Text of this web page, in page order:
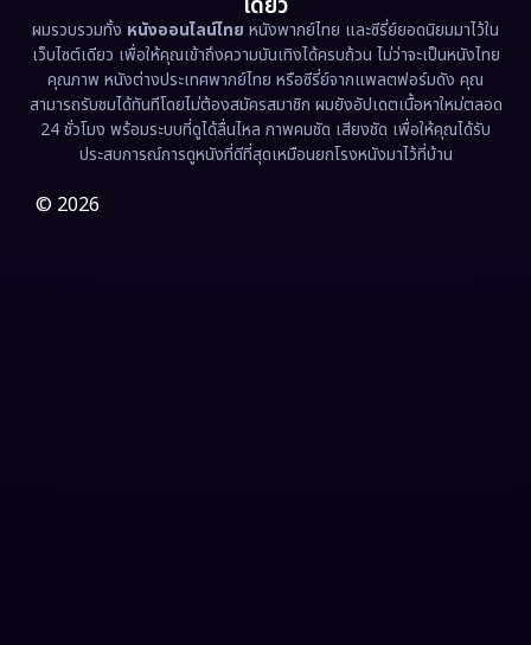
Fantasy จินตนาการ (338)
Fiction (9)
Film (57)
Gothic
ผมรวบรวมทั้ง หนังออนไลน์ไทย หนังพากย์ไทย และซีรี่ย์ยอดนิยมมาไว้ใน
เว็บไซต์เดียว เพื่อให้คุณเข้าถึงความบันเทิงได้ครบถ้วน ไม่ว่าจะเป็นหนังไทย
คุณภาพ หนังต่างประเทศพากย์ไทย หรือซีรี่ย์จากแพลตฟอร์มดัง คุณ
สามารถรับชมได้ทันทีโดยไม่ต้องสมัครสมาชิก ผมยังอัปเดตเนื้อหาใหม่ตลอด
24 ชั่วโมง พร้อมระบบที่ดูได้ลื่นไหล ภาพคมชัด เสียงชัด เพื่อให้คุณได้รับ
ประสบการณ์การดูหนังที่ดีที่สุดเหมือนยกโรงหนังมาไว้ที่บ้าน
© 2026